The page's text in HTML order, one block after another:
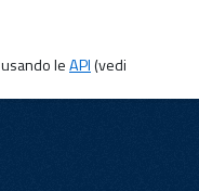
leAPI(vedi